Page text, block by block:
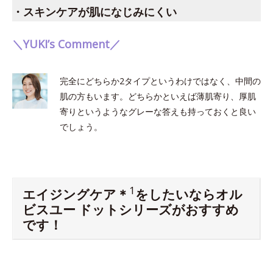
・スキンケアが肌になじみにくい
＼YUKI’s Comment／
完全にどちらか2タイプというわけではなく、中間の
肌の方もいます。どちらかといえば薄肌寄り、厚肌
寄りというようなグレーな答えも持っておくと良い
でしょう。
エイジングケア＊ 1 をしたいならオル
ビスユー ドットシリーズがおすすめ
です！